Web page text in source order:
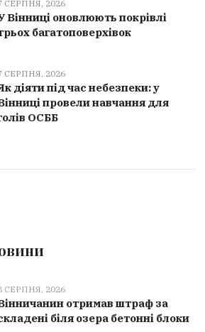
СЕРПНЯ, 2026
Вінниці оновлюють покрівлі
багатоповерхівок
СЕРПНЯ, 2026
діяти під час небезпеки: у
провели навчання для
ОСББ
СЕРПНЯ, 2026
отримав штраф за
біля озера бетонні блоки